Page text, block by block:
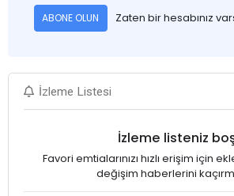
ABONE OLUN Zaten bir hesabınız
İzleme Listesi
İzleme listeniz
Favori emtialarınızı hızlı erişim için
değişim haberlerini